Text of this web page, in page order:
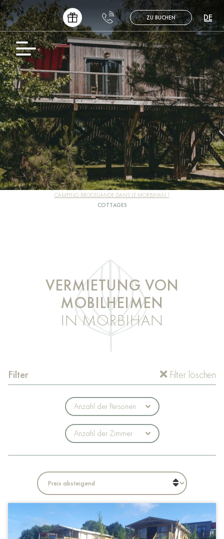
ZU BUCHEN
FR
EN
NL
DE
ES
CAMPING BROCELIANDE DANS LE MORBIHAN
COTTAGES
VERMIETUNG VON
MOBILHEIMEN
IN MORBIHAN
Filter Filter löschen
Anzahl der Personen
Anzahl der Zimmer